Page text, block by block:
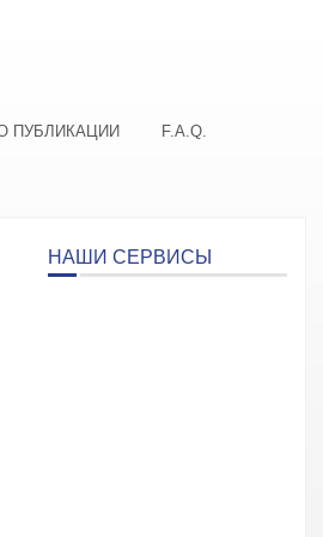
ПУБЛИКАЦИИ F.A.Q.
НАШИ СЕРВИСЫ